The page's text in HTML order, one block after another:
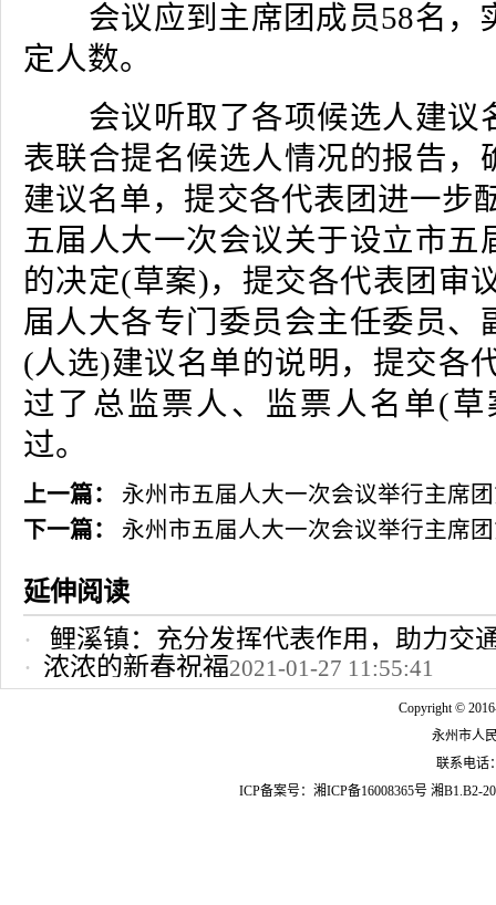
会议应到主席团成员58名，
定人数。
会议听取了各项候选人建议
表联合提名候选人情况的报告，
建议名单，提交各代表团进一步
五届人大一次会议关于设立市五
的决定(草案)，提交各代表团审
届人大各专门委员会主任委员、
(人选)建议名单的说明，提交各
过了总监票人、监票人名单(
过。
上一篇：
永州市五届人大一次会议举行主席
下一篇：
永州市五届人大一次会议举行主席
延伸阅读
鲤溪镇：充分发挥代表作用，助力交
2022-10-24 12:09:37
浓浓的新春祝福2021-01-27 11:55:41
Copyright ©
永州市人
联系电话
ICP备案号： 湘ICP备16008365号 湘B1.B2-